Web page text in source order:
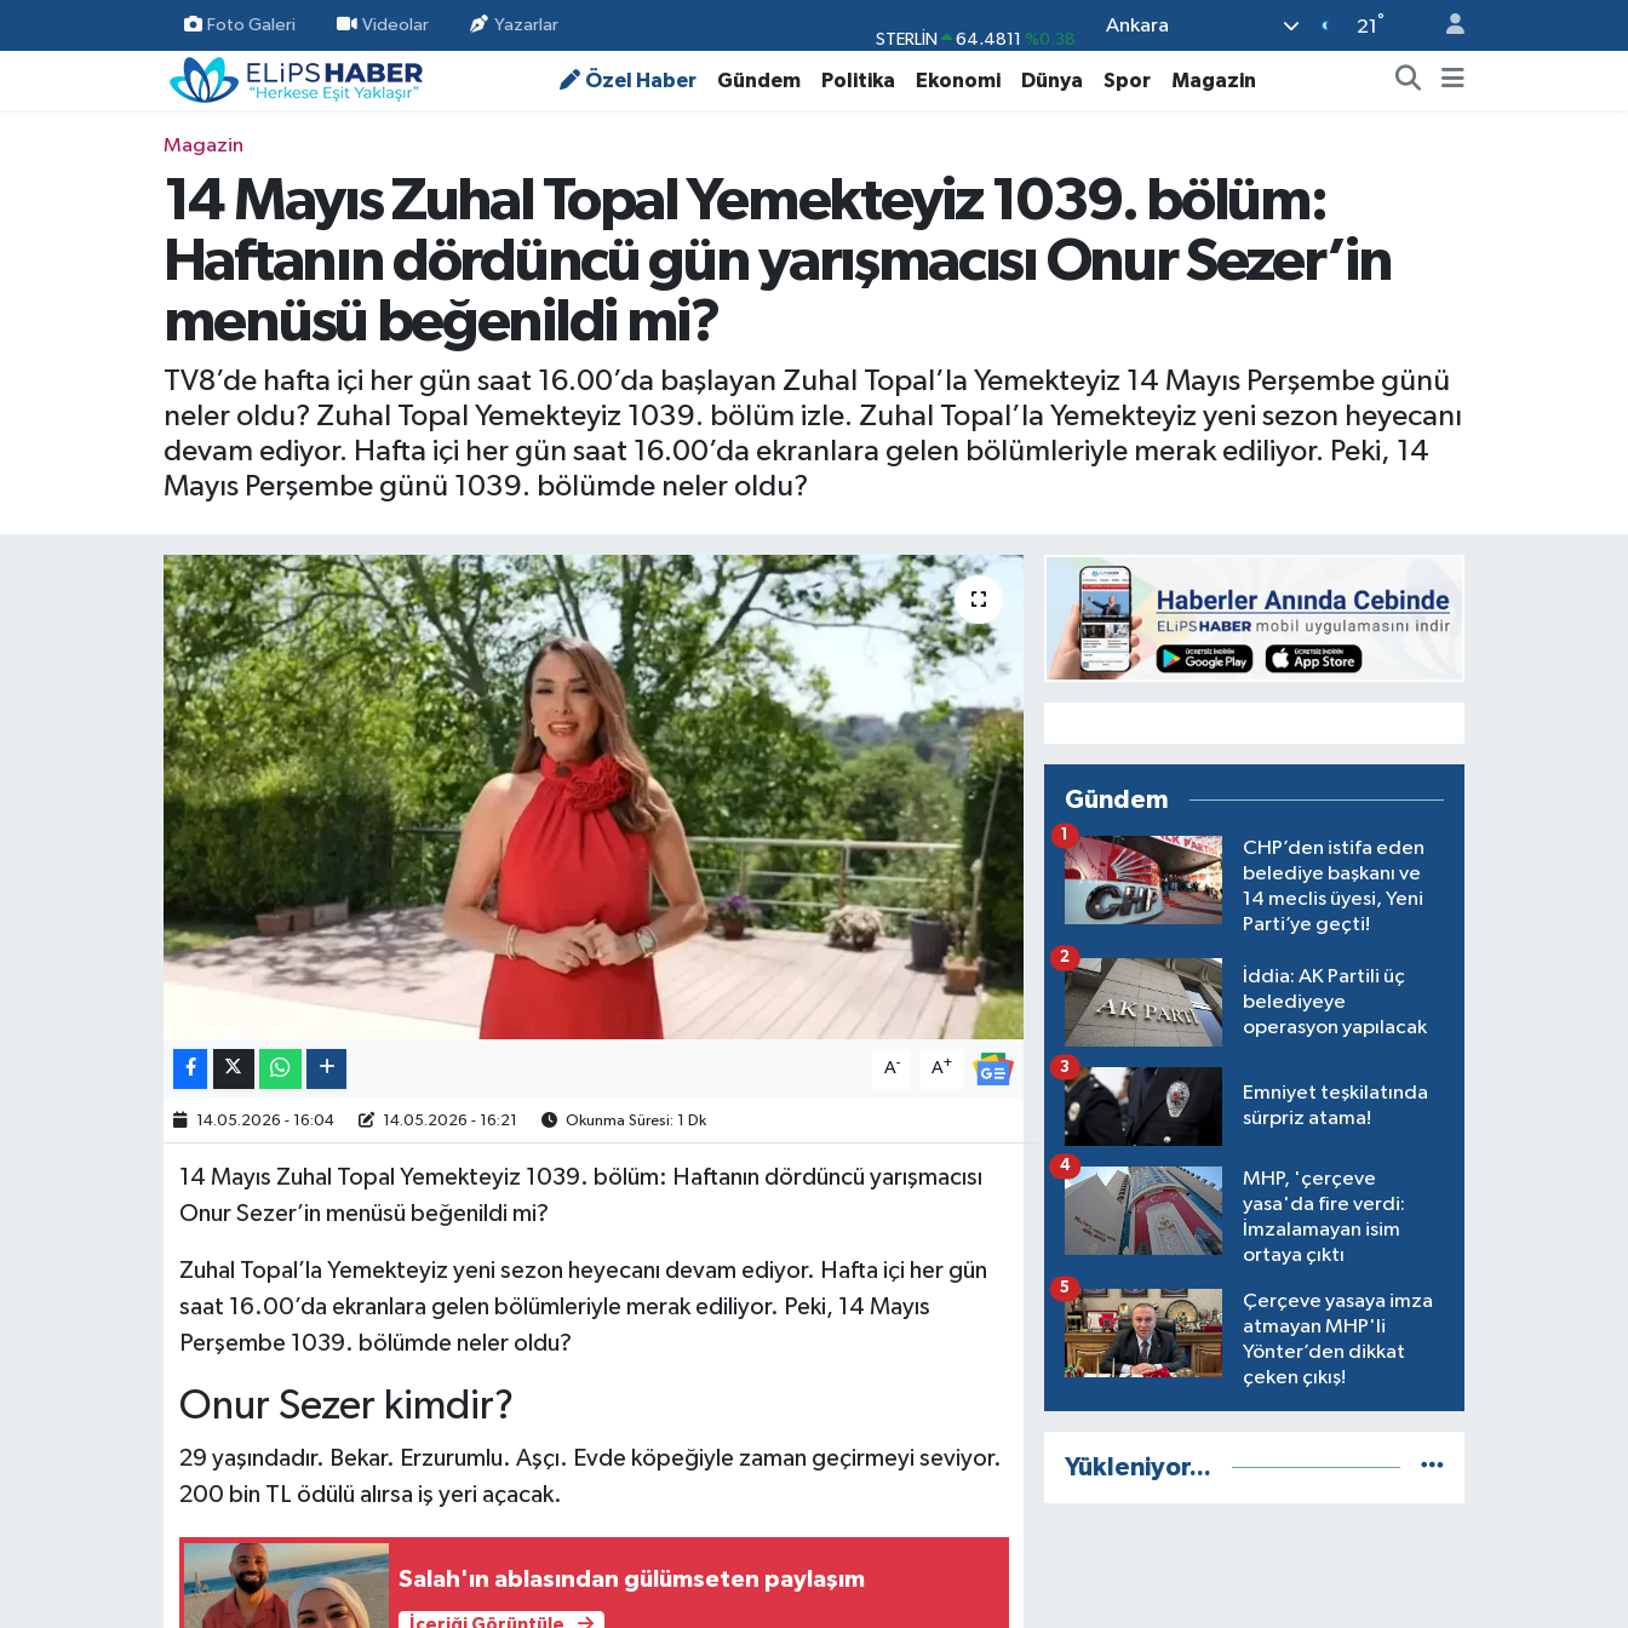
Foto Galeri Videolar Yazarlar STERLİN
GRAM ALTIN 6660.55 %0.03
DOLAR 47,7436 %0.18
%0.32
Ankara 21 °
Özel Haber Gündem Politika Ekonomi Dünya Spor Magazin
Magazin
14 Mayıs Zuhal Topal Yemekteyiz 1039. bölüm:
Haftanın dördüncü gün yarışmacısı Onur Sezer’in
menüsü beğenildi mi?
TV8’de hafta içi her gün saat 16.00’da başlayan Zuhal Topal’la Yemekteyiz 14 Mayıs Perşembe günü
neler oldu? Zuhal Topal Yemekteyiz 1039. bölüm izle. Zuhal Topal’la Yemekteyiz yeni sezon heyecanı
devam ediyor. Hafta içi her gün saat 16.00’da ekranlara gelen bölümleriyle merak ediliyor. Peki, 14
Mayıs Perşembe günü 1039. bölümde neler oldu?
A- A+
14.05.2026 - 16:04 14.05.2026 - 16:21 Okunma Süresi: 1 Dk
14 Mayıs Zuhal Topal Yemekteyiz 1039. bölüm: Haftanın dördüncü yarışmacısı
Onur Sezer’in menüsü beğenildi mi?
Zuhal Topal’la Yemekteyiz yeni sezon heyecanı devam ediyor. Hafta içi her gün
saat 16.00’da ekranlara gelen bölümleriyle merak ediliyor. Peki, 14 Mayıs
Perşembe 1039. bölümde neler oldu?
Onur Sezer kimdir?
29 yaşındadır. Bekar. Erzurumlu. Aşçı. Evde köpeğiyle zaman geçirmeyi seviyor.
200 bin TL ödülü alırsa iş yeri açacak.
Salah'ın ablasından gülümseten paylaşım
Gündem
CHP’den istifa eden
belediye başkanı ve
14 meclis üyesi, Yeni
Parti’ye geçti!
1
İddia: AK Partili üç
belediyeye
operasyon yapılacak
2
Emniyet teşkilatında
sürpriz atama!
3
MHP, 'çerçeve
yasa'da fire verdi:
İmzalamayan isim
ortaya çıktı
4
Çerçeve yasaya imza
atmayan MHP'li
Yönter’den dikkat
çeken çıkış!
5
Yükleniyor...
Özel Haber
Bilim - Teknoloji
Çevre - İklim
Kültür - Sanat
Çalışma Hayatı
Nöbetçi Eczaneler
Hava Durumu
Trafik Durumu
Süper Lig Puan Durumu ve Fikstür
Tüm Manşetler
Son Dakika Haberleri